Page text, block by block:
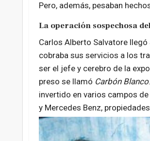
Pero, además, pesaban
La operación sospechosa
Carlos Alberto Salvatore
cobraba sus servicios a los
ser el jefe y cerebro de la
preso se llamó Carbón Blanco
invertido en varios campos
y Mercedes Benz,